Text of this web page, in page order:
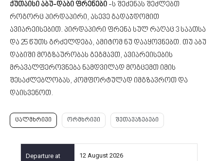
ქუთაისი აბუ-დაბი ფრენები -ს შეძენას შეძლებთ
როგორც პირდაპირი, ასევე გადაჯდომით
ავიარეისებით. პირდაპირი ფრენა სულ რაღაც 3 საათსა
და 25 წუთს გრძელდება, ამიტომ ნუ დააყოვნებთ. თუ აბუ
დაბიში მოგზაურობას გეგმავთ, ავიარეისების
მრავალფეროვნება ნამდვილად მოგცემთ იმის
შესაძლებლობას, კომფორტულად იმგზავროთ და
დაისვენოთ.
ცალმხრივი ორმხრივი შეთავაზებები
12 August 2026